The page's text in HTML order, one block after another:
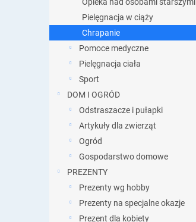
Pielęgnacja w ciąży
Chrapanie
Pomoce medyczne
Pielęgnacja ciała
Sport
DOM I OGRÓD
Odstraszacze i pułapki
Artykuły dla zwierząt
Ogród
Gospodarstwo domowe
PREZENTY
Prezenty wg hobby
Prezenty na specjalne okazje
Prezent dla kobiety